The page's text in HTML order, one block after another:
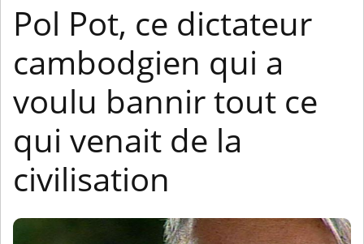
Pol Pot, ce dictateur
cambodgien qui a
voulu bannir tout ce
qui venait de la
civilisation